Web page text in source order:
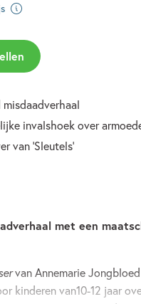
misdaadverhaal
invalshoek over
van 'Sleutels'
met een
van Annemarie
kinderen van10-12 jaar